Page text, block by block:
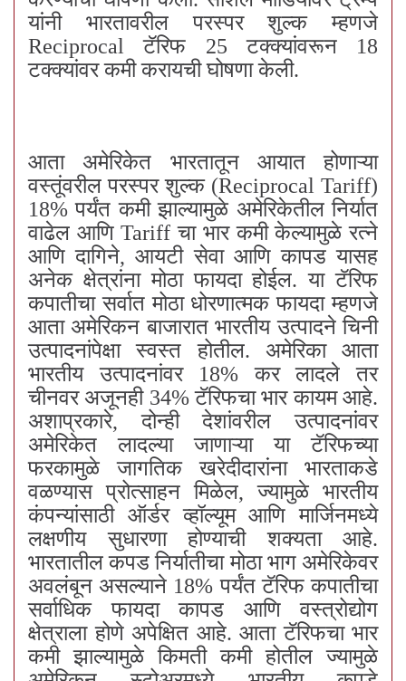
यांनी भारतावरील परस्पर शुल्क म्हणजे
Reciprocal टॅरिफ 25 टक्क्यांवरून 18
टक्क्यांवर कमी करायची घोषणा केली.
आता अमेरिकेत भारतातून आयात होणाऱ्या
वस्तूंवरील परस्पर शुल्क (Reciprocal Tariff)
18% पर्यंत कमी झाल्यामुळे अमेरिकेतील निर्यात
वाढेल आणि Tariff चा भार कमी केल्यामुळे रत्ने
आणि दागिने, आयटी सेवा आणि कापड यासह
अनेक क्षेत्रांना मोठा फायदा होईल. या टॅरिफ
कपातीचा सर्वात मोठा धोरणात्मक फायदा म्हणजे
आता अमेरिकन बाजारात भारतीय उत्पादने चिनी
उत्पादनांपेक्षा स्वस्त होतील. अमेरिका आता
भारतीय उत्पादनांवर 18% कर लादले तर
चीनवर अजूनही 34% टॅरिफचा भार कायम आहे.
अशाप्रकारे, दोन्ही देशांवरील उत्पादनांवर
अमेरिकेत लादल्या जाणाऱ्या या टॅरिफच्या
फरकामुळे जागतिक खरेदीदारांना भारताकडे
वळण्यास प्रोत्साहन मिळेल, ज्यामुळे भारतीय
कंपन्यांसाठी ऑर्डर व्हॉल्यूम आणि मार्जिनमध्ये
लक्षणीय सुधारणा होण्याची शक्यता आहे.
भारतातील कपड निर्यातीचा मोठा भाग अमेरिकेवर
अवलंबून असल्याने 18% पर्यंत टॅरिफ कपातीचा
सर्वाधिक फायदा कापड आणि वस्त्रोद्योग
क्षेत्राला होणे अपेक्षित आहे. आता टॅरिफचा भार
कमी झाल्यामुळे किमती कमी होतील ज्यामुळे